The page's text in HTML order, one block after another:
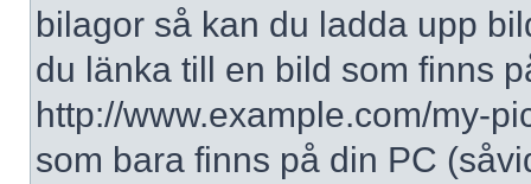
bilagor så kan du ladda upp
du länka till en bild som finns
http://www.example.com/my-
som bara finns på din PC